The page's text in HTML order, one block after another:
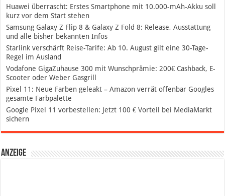
Huawei überrascht: Erstes Smartphone mit 10.000-mAh-Akku soll
kurz vor dem Start stehen
Samsung Galaxy Z Flip 8 & Galaxy Z Fold 8: Release, Ausstattung
und alle bisher bekannten Infos
Starlink verschärft Reise-Tarife: Ab 10. August gilt eine 30-Tage-
Regel im Ausland
Vodafone GigaZuhause 300 mit Wunschprämie: 200€ Cashback, E-
Scooter oder Weber Gasgrill
Pixel 11: Neue Farben geleakt – Amazon verrät offenbar Googles
gesamte Farbpalette
Google Pixel 11 vorbestellen: Jetzt 100 € Vorteil bei MediaMarkt
sichern
Anzeige